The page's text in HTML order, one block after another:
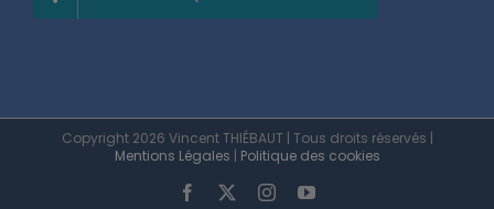
Copyright 2026 Vincent THIÉBAUT | Tous droits réservés |
Mentions Légales | Politique des cookies
Facebook InstagramYouTube